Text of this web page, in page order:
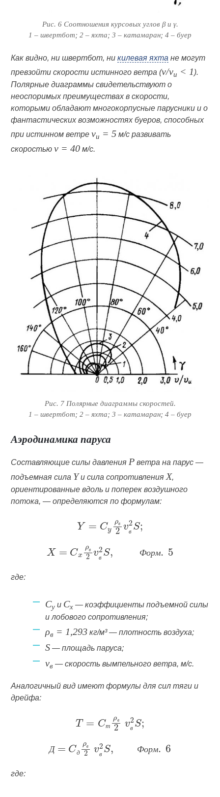
Рис. 6 Соотношения курсовых углов β и γ.
1 – швертбот; 2 – яхта; 3 – катамаран; 4 – буер
Как видно, ни швертбот, никилевая яхта не могут
превзойти скорости истинного ветра (v/vи < 1).
Полярные диаграммы свидетельствуют о
неоспоримых преимуществах в скорости,
которыми обладают многокорпусные парусники и о
фантастических возможностях буеров, способных
при истинном ветреvи = 5 м/с развивать
скоростьюv = 40 м/с.
Рис. 7 Полярные диаграммы скоростей.
1 – швертбот; 2 – яхта; 3 – катамаран; 4 – буер
Аэродинамика паруса
Составляющие силы давления P ветра на парус —
подъемная сила Y и сила сопротивления X,
ориентированные вдоль и поперек воздушного
потока, — определяются по формулам:
в
Ф о рм
где:
Cy и Cx — коэффициенты подъемной силы
и лобового сопротивления;
ρв = 1,293 кг/м³— плотность воздуха;
S — площадь паруса;
vв — скорость вымпельного ветра,м/с.
Аналогичный вид имеют формулы для сил тяги и
дрейфа:
т
Д Ф о рм
где: